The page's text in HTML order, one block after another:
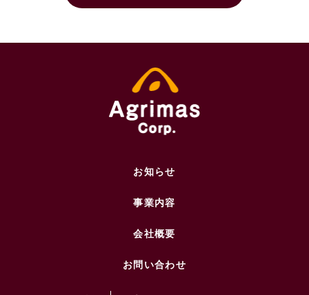
お知らせ
事業内容
会社概要
お問い合わせ